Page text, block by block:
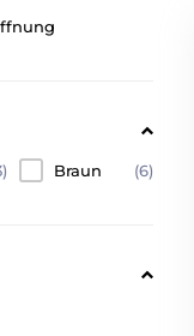
Braun (6)